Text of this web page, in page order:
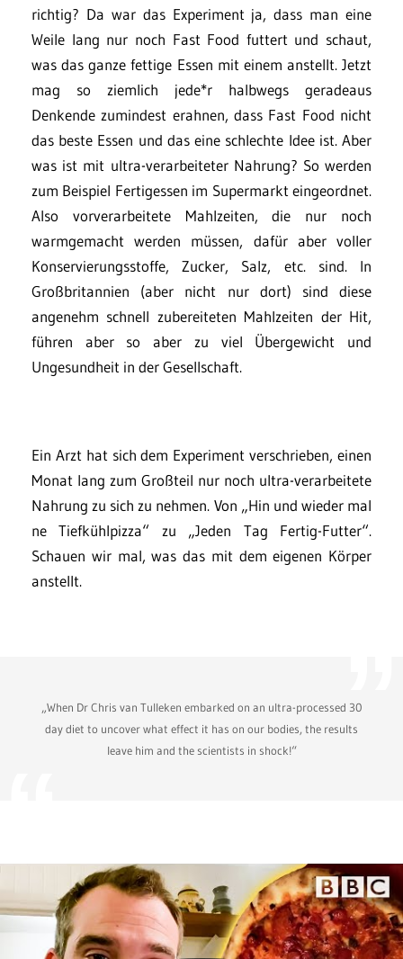
richtig? Da war das Experiment ja, dass man eine
Weile lang nur noch Fast Food futtert und schaut,
was das ganze fettige Essen mit einem anstellt. Jetzt
mag so ziemlich jede*r halbwegs geradeaus
Denkende zumindest erahnen, dass Fast Food nicht
das beste Essen und das eine schlechte Idee ist. Aber
was ist mit ultra-verarbeiteter Nahrung? So werden
zum Beispiel Fertigessen im Supermarkt eingeordnet.
Also vorverarbeitete Mahlzeiten, die nur noch
warmgemacht werden müssen, dafür aber voller
Konservierungsstoffe, Zucker, Salz, etc. sind. In
Großbritannien (aber nicht nur dort) sind diese
angenehm schnell zubereiteten Mahlzeiten der Hit,
führen aber so aber zu viel Übergewicht und
Ungesundheit in der Gesellschaft.
Ein Arzt hat sich dem Experiment verschrieben, einen
Monat lang zum Großteil nur noch ultra-verarbeitete
Nahrung zu sich zu nehmen. Von „Hin und wieder mal
ne Tiefkühlpizza“ zu „Jeden Tag Fertig-Futter“.
Schauen wir mal, was das mit dem eigenen Körper
anstellt.
„When Dr Chris van Tulleken embarked on an ultra-processed 30
day diet to uncover what effect it has on our bodies, the results
leave him and the scientists in shock!“